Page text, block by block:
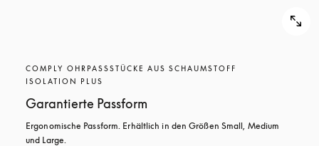
COMPLY OHRPASSSTÜCKE AUS SCHAUMSTOFF
ISOLATION PLUS
Garantierte Passform
Ergonomische Passform. Erhältlich in den Größen Small, Medium
und Large.